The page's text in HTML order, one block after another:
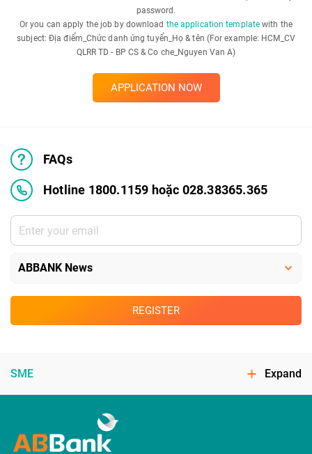
password.
Or you can apply the job by download the application template with the
subject: Địa điểm_Chức danh ứng tuyển_Họ & tên (For example: HCM_CV
QLRR TD - BP CS & Co che_Nguyen Van A)
APPLICATION NOW
FAQs
Hotline 1800.1159 hoặc 028.38365.365
REGISTER
SME Expand